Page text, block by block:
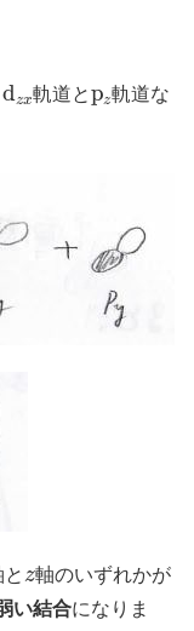
d x
軌道と
z
軌道な
z
軸のいずれかが
い結合になりま